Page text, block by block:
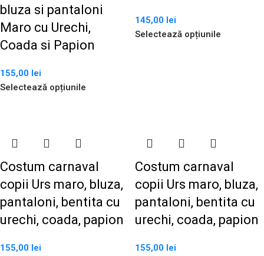
bluza si pantaloni
Maro cu Urechi,
Coada si Papion
155,00 lei
Selectează opțiunile
145,00 lei
Selectează opțiunile
Costum carnaval
copii Urs maro, bluza,
pantaloni, bentita cu
urechi, coada, papion
155,00 lei
Costum carnaval
copii Urs maro, bluza,
pantaloni, bentita cu
urechi, coada, papion
155,00 lei